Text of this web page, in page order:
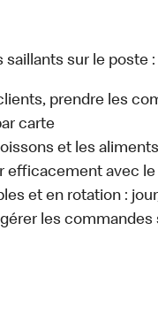
saillants sur le poste :
prendre les
carte
et les aliments
efficacement avec
et en rotation :
les